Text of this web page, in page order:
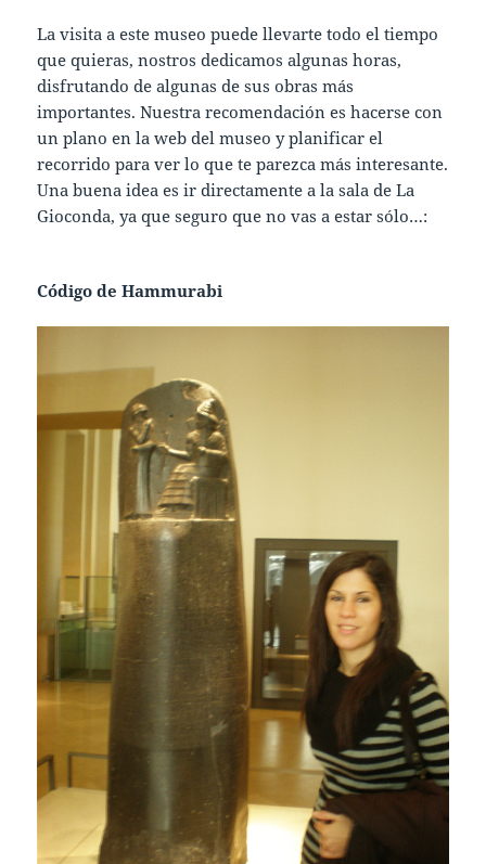
La visita a este museo puede llevarte todo el tiempo
que quieras, nostros dedicamos algunas horas,
disfrutando de algunas de sus obras más
importantes. Nuestra recomendación es hacerse con
un plano en la web del museo y planificar el
recorrido para ver lo que te parezca más interesante.
Una buena idea es ir directamente a la sala de La
Gioconda, ya que seguro que no vas a estar sólo…:
Código de Hammurabi